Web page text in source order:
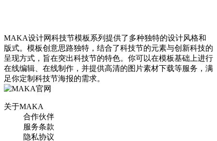
商品主图
找相似
主图直通车
MAKA设计网科技节模板系列提供了多种独特的设计风格和
版式。模板创意思路独特，结合了科技节的元素与创新科技的
呈现方式，旨在突出科技节的特色。你可以在模板基础上进行
在线编辑、在线制作，并提供高清的图片素材下载等服务，满
足你定制科技节海报的需求。
关于MAKA
合作伙伴
服务条款
隐私协议